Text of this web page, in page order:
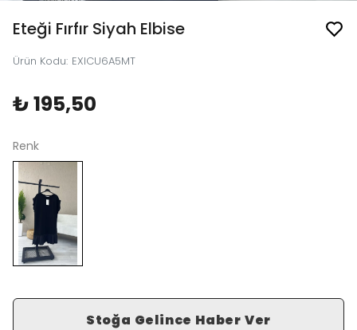
Eteği Fırfır Siyah Elbise
Ürün Kodu: EXICU6A5MT
₺ 195,50
Renk
Stoğa Gelince Haber Ver